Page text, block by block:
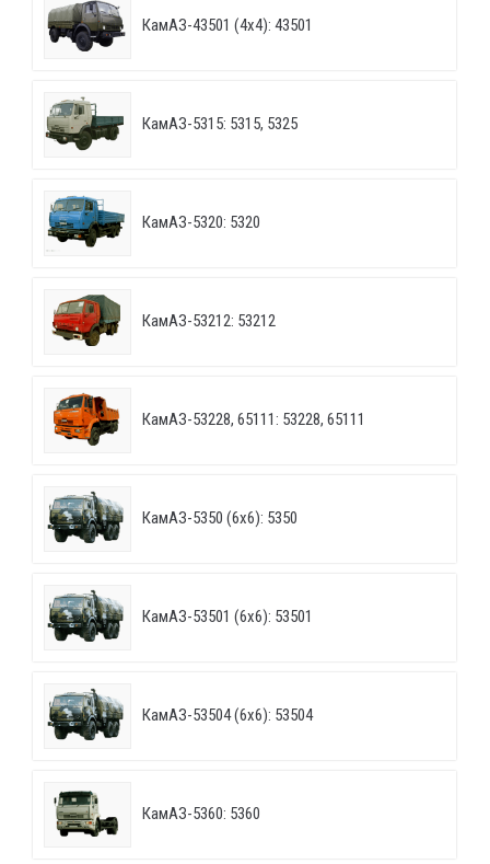
КамАЗ-43501 (4х4): 43501
КамАЗ-5315: 5315, 5325
КамАЗ-5320: 5320
КамАЗ-53212: 53212
КамАЗ-53228, 65111: 53228, 65111
КамАЗ-5350 (6х6): 5350
КамАЗ-53501 (6х6): 53501
КамАЗ-53504 (6х6): 53504
КамАЗ-5360: 5360